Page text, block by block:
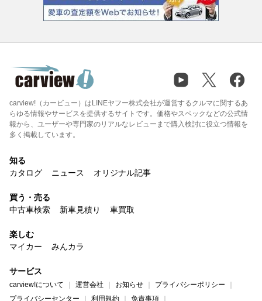
carview!（カービュー）はLINEヤフー株式会社が運営するクルマに関するあ
らゆる情報やサービスを提供するサイトです。価格やスペックなどの公式情
報から、ユーザーや専門家のリアルなレビューまで購入検討に役立つ情報を
多く掲載しています。
知る
カタログ
ニュース オリジナル記事
買う・売る
中古車検索
新車見積り 車買取
楽しむ
マイカー
みんカラ
サービス
carview!について 運営会社 お知らせ
プライバシーポリシー
プライバシーセンター
利用規約 免責事項